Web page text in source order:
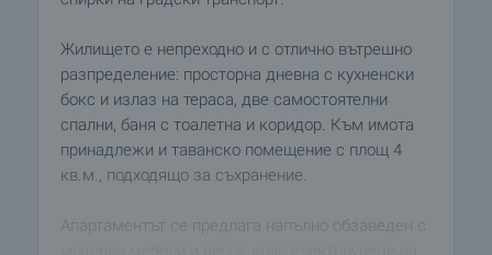
Жилището е непреходно и с отлично вътрешно
разпределение: просторна дневна с кухненски
бокс и излаз на тераса, две самостоятелни
спални, баня с тоалетна и коридор. Към имота
принадлежи и таванско помещение с площ 4
кв.м., подходящо за съхранение.
Апартаментът се предлага напълно обзаведен с